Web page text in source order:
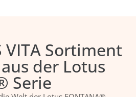
VITA Sortiment
der Lotus
Serie